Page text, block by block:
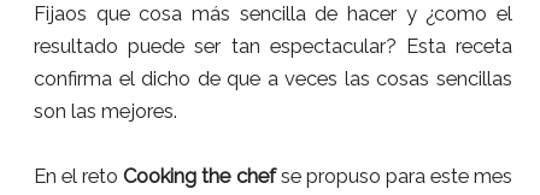
Fijaos que cosa más sencilla de hacer y ¿como el
resultado puede ser tan espectacular? Esta receta
confirma el dicho de que a veces las cosas sencillas
son las mejores.
En el retoCooking the chefse propuso para este mes